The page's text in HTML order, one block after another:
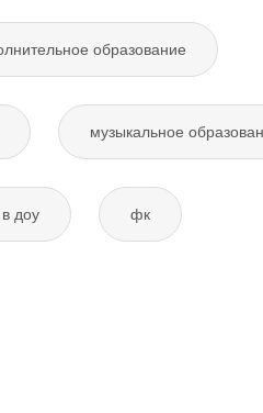
образование
музыкальное
доу фк